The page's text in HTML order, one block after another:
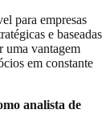
para empresas
e baseadas
uma vantagem
em constante
analista de